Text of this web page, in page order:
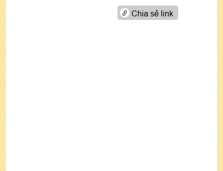
Chia sẻ link